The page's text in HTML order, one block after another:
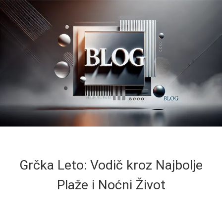
Grčka Leto: Vodič kroz Najbolje
Plaže i Noćni Život